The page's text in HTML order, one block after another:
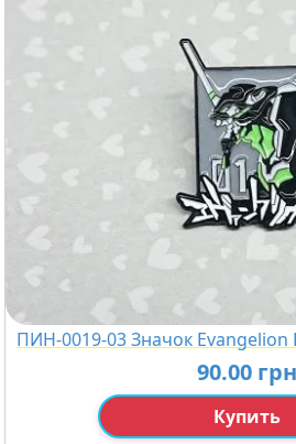
ПИН-0019-03 Значок Evangelion
90.00 грн
Купить